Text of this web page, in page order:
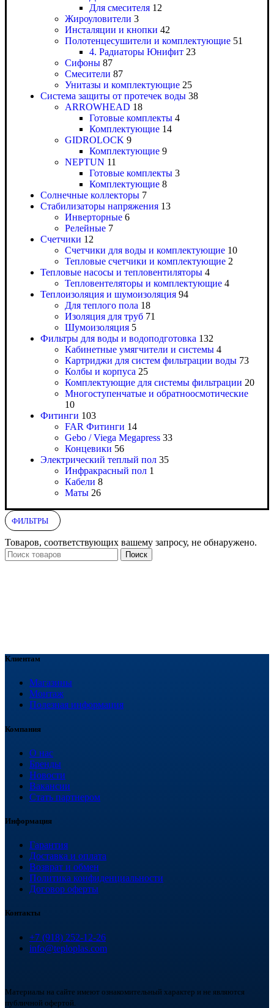
Для смесителя 12
Жироуловители 3
Инсталяции и кнопки 42
Полотенцесушители и комплектующие 51
4. Радиаторы Юнифит 23
Сифоны 87
Смесители 87
Унитазы и комплектующие 25
Система защиты от протечек воды 38
ARROWHEAD 18
Готовые комплекты 4
Комплектующие 14
GIDROLOCK 9
Комплектующие 9
NEPTUN 11
Готовые комплекты 3
Комплектующие 8
Солнечные коллекторы 7
Стабилизаторы напряжения 13
Инверторные 6
Релейные 7
Счетчики 12
Счетчики для воды и комплектующие 10
Тепловые счетчики и комплектующие 2
Тепловые насосы и тепловентиляторы 4
Тепловентеляторы и комплектующие 4
Теплоизоляция и шумоизоляция 94
Для теплого пола 18
Изоляция для труб 71
Шумоизоляция 5
Фильтры для воды и водоподготовка 132
Кабинетные умягчители и системы 4
Картриджи для систем фильтрации воды 73
Колбы и корпуса 25
Комплектующие для системы фильтрации 20
Многоступенчатые и обратноосмотические
10
Фитинги 103
FAR Фитинги 14
Gebo / Viega Megapress 33
Концевики 56
Электрический теплый пол 35
Инфракрасный пол 1
Кабели 8
Маты 26
ФИЛЬТРЫ
Товаров, соответствующих вашему запросу, не обнаружено.
Поиск
Клиентам
Магазины
Монтаж
Полезная информация
Компания
О нас
Бренды
Новости
Вакансии
Стать партнером
Информация
Гарантия
Доставка и оплата
Возврат и обмен
Политика конфиденциальности
Договор оферты
Контакты
+7 (918) 252-12-26
info@teploplas.com
Материалы на сайте имеют ознакомительный характер и не являются
публичной офертой.